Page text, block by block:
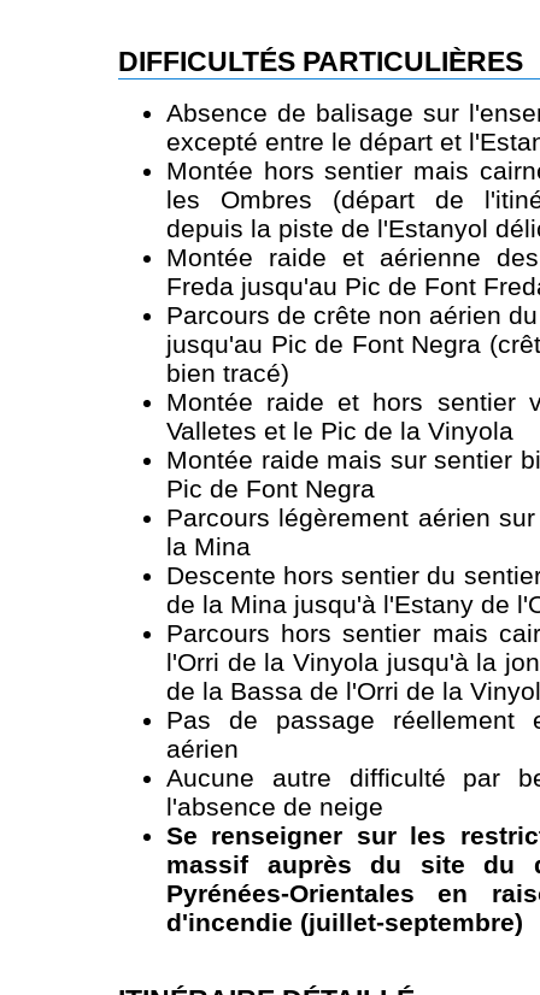
DIFFICULTÉS PARTICULIÈRES
Absence de balisage sur
excepté entre le départ et
Montée hors sentier mais
les Ombres (départ de
depuis la piste de l'Estanyol
Montée raide et aérienne
Freda jusqu'au Pic de Font
Parcours de crête non aérien
jusqu'au Pic de Font Negra
bien tracé)
Montée raide et hors sentier
Valletes et le Pic de la Vinyola
Montée raide mais sur sentier
Pic de Font Negra
Parcours légèrement aérien
la Mina
Descente hors sentier du
de la Mina jusqu'à l'Estany de
Parcours hors sentier mais
l'Orri de la Vinyola jusqu'à la
de la Bassa de l'Orri de la
Pas de passage réellement
aérien
Aucune autre difficulté par
l'absence de neige
Se renseigner sur les
massif auprès du site du
Pyrénées-Orientales en
d'incendie (juillet-septembre)